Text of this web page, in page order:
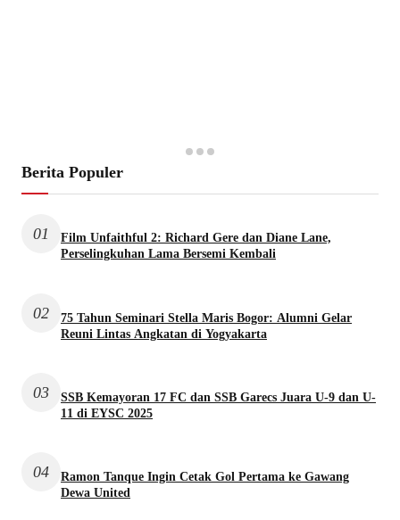
Berita Populer
01
Film Unfaithful 2: Richard Gere dan Diane Lane,
Perselingkuhan Lama Bersemi Kembali
02
75 Tahun Seminari Stella Maris Bogor: Alumni Gelar
Reuni Lintas Angkatan di Yogyakarta
03
SSB Kemayoran 17 FC dan SSB Garecs Juara U-9 dan U-
11 di EYSC 2025
04
Ramon Tanque Ingin Cetak Gol Pertama ke Gawang
Dewa United